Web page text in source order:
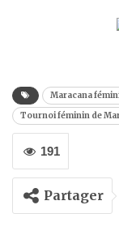
Maracana
Tournoi féminin de
191
Partager